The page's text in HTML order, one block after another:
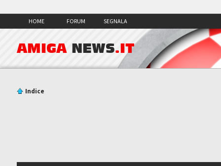
HOME FORUM SEGNALA
AMIGA NEWS.IT
Indice